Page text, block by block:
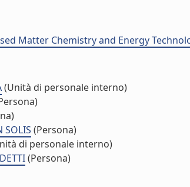
Matter Chemistry and Energy
(Unità di personale interno)
SOLIS (Persona)
di personale interno)
(Persona)